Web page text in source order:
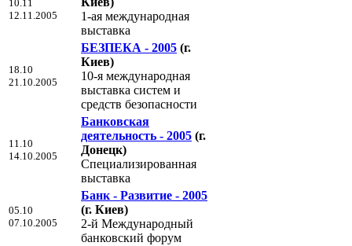
10.11
12.11.2005
1-ая международная
выставка
18.10
21.10.2005
БЕЗПЕКА - 2005 (г.
Киев)
10-я международная
выставка систем и
средств безопасности
11.10
14.10.2005
Банковская
деятельность - 2005 (г.
Донецк)
Специализированная
выставка
05.10
07.10.2005
Банк - Развитие - 2005
(г. Киев)
2-й Международный
банковский форум